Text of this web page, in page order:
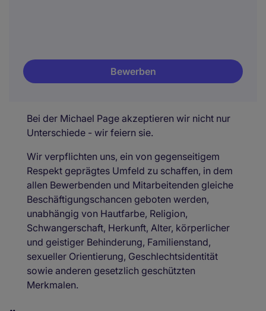
Bewerben
Bei der Michael Page akzeptieren wir nicht nur
Unterschiede - wir feiern sie.
Wir verpflichten uns, ein von gegenseitigem
Respekt geprägtes Umfeld zu schaffen, in dem
allen Bewerbenden und Mitarbeitenden gleiche
Beschäftigungschancen geboten werden,
unabhängig von Hautfarbe, Religion,
Schwangerschaft, Herkunft, Alter, körperlicher
und geistiger Behinderung, Familienstand,
sexueller Orientierung, Geschlechtsidentität
sowie anderen gesetzlich geschützten
Merkmalen.